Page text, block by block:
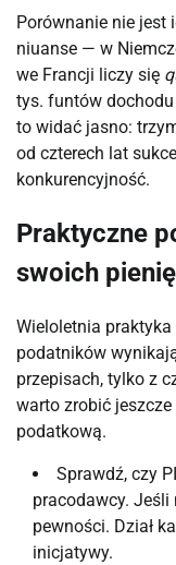
Porównanie nie jest
niuanse — w
we Francji liczy się
tys. funtów
to widać jasno:
od czterech lat
konkurencyjność.
Praktyczne
swoich
Wieloletnia
podatników
przepisach, tylko z
warto zrobić
podatkową.
Sprawdź, czy
pracodawcy. Jeśli
pewności. Dział
inicjatywy.